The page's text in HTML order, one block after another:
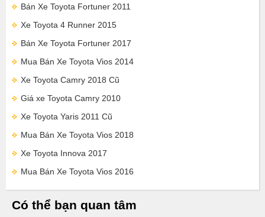
Bán Xe Toyota Fortuner 2011
Xe Toyota 4 Runner 2015
Bán Xe Toyota Fortuner 2017
Mua Bán Xe Toyota Vios 2014
Xe Toyota Camry 2018 Cũ
Giá xe Toyota Camry 2010
Xe Toyota Yaris 2011 Cũ
Mua Bán Xe Toyota Vios 2018
Xe Toyota Innova 2017
Mua Bán Xe Toyota Vios 2016
Có thể bạn quan tâm